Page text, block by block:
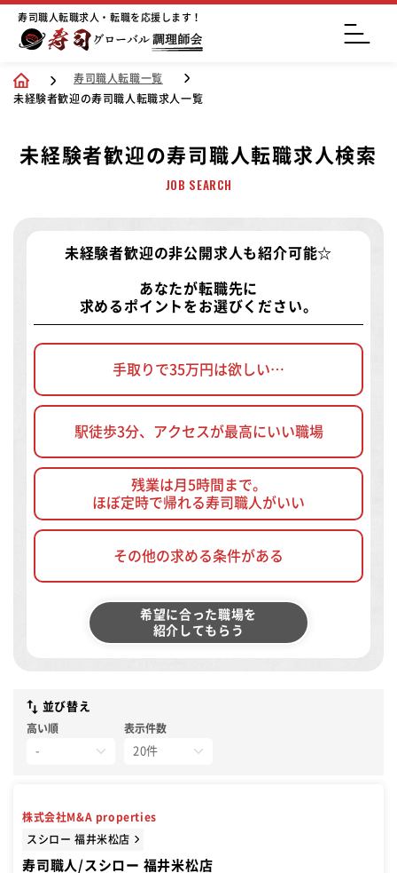
寿司職人転職求人・転職を応援します！
寿司職人転職一覧
未経験者歓迎の寿司職人転職求人一覧
未経験者歓迎の寿司職人転職求人検索
JOB SEARCH
未経験者歓迎の非公開求人 も紹介可能☆
あなたが転職先に
求めるポイントをお選びください。
手取りで35万円は欲しい…
駅徒歩3分、アクセスが最高にいい職場
残業は月5時間まで。
ほぼ定時で帰れる寿司職人がいい
その他の求める条件がある
希望に合った職場を
紹介してもらう
並び替え
高い順 表示件数
株式会社M&A properties
スシロー 福井米松店
寿司職人/スシロー 福井米松店